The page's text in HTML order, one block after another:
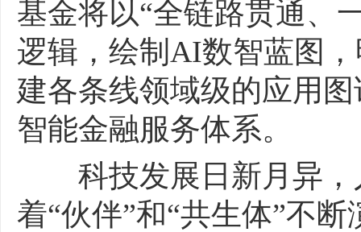
基金将以“全链路贯通、
逻辑，绘制AI数智蓝图
建各条线领域级的应用
智能金融服务体系。
科技发展日新月异，
着“伙伴”和“共生体”不